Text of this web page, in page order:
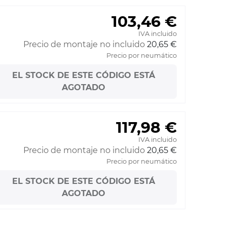
103,46 €
IVA incluido
Precio de montaje no incluido 20,65 €
Precio por neumático
EL STOCK DE ESTE CÓDIGO ESTÁ
AGOTADO
117,98 €
IVA incluido
Precio de montaje no incluido 20,65 €
Precio por neumático
EL STOCK DE ESTE CÓDIGO ESTÁ
AGOTADO